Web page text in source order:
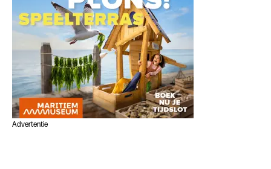
Advertentie